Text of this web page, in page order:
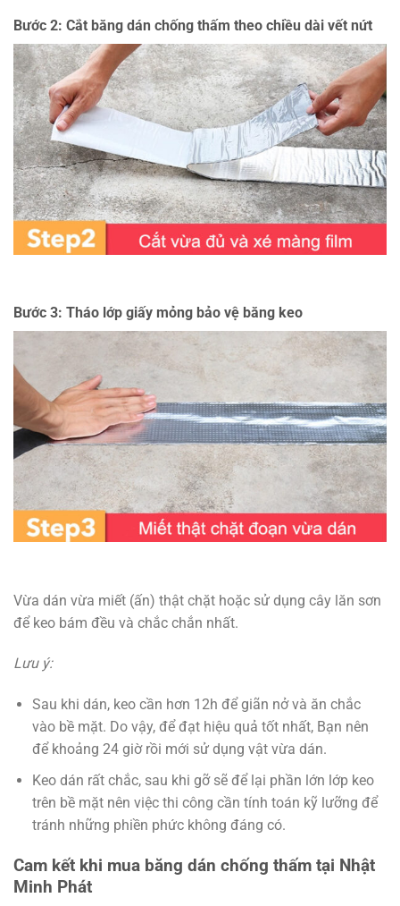
Bước 2: Cắt băng dán chống thấm theo chiều dài vết nứt
Bước 3: Tháo lớp giấy mỏng bảo vệ băng keo
Vừa dán vừa miết (ấn) thật chặt hoặc sử dụng cây lăn sơn
để keo bám đều và chắc chắn nhất.
Lưu ý:
Sau khi dán, keo cần hơn 12h để giãn nở và ăn chắc
vào bề mặt. Do vậy, để đạt hiệu quả tốt nhất, Bạn nên
để khoảng 24 giờ rồi mới sử dụng vật vừa dán.
Keo dán rất chắc, sau khi gỡ sẽ để lại phần lớn lớp keo
trên bề mặt nên việc thi công cần tính toán kỹ lưỡng để
tránh những phiền phức không đáng có.
Cam kết khi mua băng dán chống thấm tại Nhật
Minh Phát